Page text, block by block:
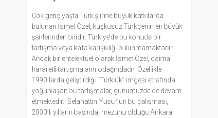
Çok genç yaşta Türk şiirine büyük katkılarda
bulunan İsmet Özel, kuşkusuz Türkçenin en büyük
şairlerinden biridir. Türkiye’de bu konuda bir
tartışma veya kafa karışıklığı bulunmamaktadır.
Ancak bir entelektüel olarak İsmet Özel, daima
hararetli tartışmaların odağındadır. Özellikle
1990’larda geliştirdiği “Türklük” imgesi etrafında
yoğunlaşan bu tartışmalar, günümüzde de devam
etmektedir. Selahattin Yusuf’un bu çalışması,
2000’li yılların başında, mezunu olduğu Ankara